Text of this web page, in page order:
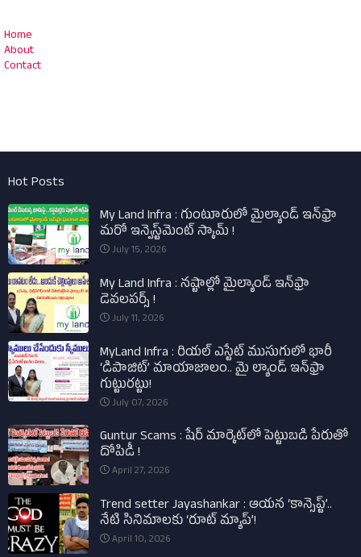
Home
About
Contact
Hot Posts
My Land Infra : గుంటూరులో మైల్యాండ్ ఇన్‌ఫ్రా
మరో ఇన్వెస్ట్‌మెంట్ స్కామ్ !
July 15, 2026
My Land Infra : నష్టాల్లో మైల్యాండ్ ఇన్‌ఫ్రా
డెవలపర్స్ !
July 11, 2026
MyLand Infra : రియల్ ఎస్టేట్ ముసుగులో భారీ
‘డిపాజిట్’ మాయాజాలం.. మై ల్యాండ్ ఇన్‌ఫ్రా
గుట్టురట్టు!
July 07, 2026
Guntur Scams : షేర్ మార్కెట్‌లో పెట్టుబడి పేరుతో
దోపిడీ !
April 27, 2026
Trend setter Jayashankar : ఆయన ‘కాన్సెప్ట్’..
నేటి సినిమాలకు ‘రూట్ మ్యాప్’!
April 10, 2026